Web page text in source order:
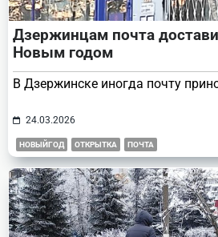
Дзержинцам почта
Новым годом
В Дзержинске иногда почту
24.03.2026
НОВЫЙГОД ОТКРЫТКА ПОЧТА